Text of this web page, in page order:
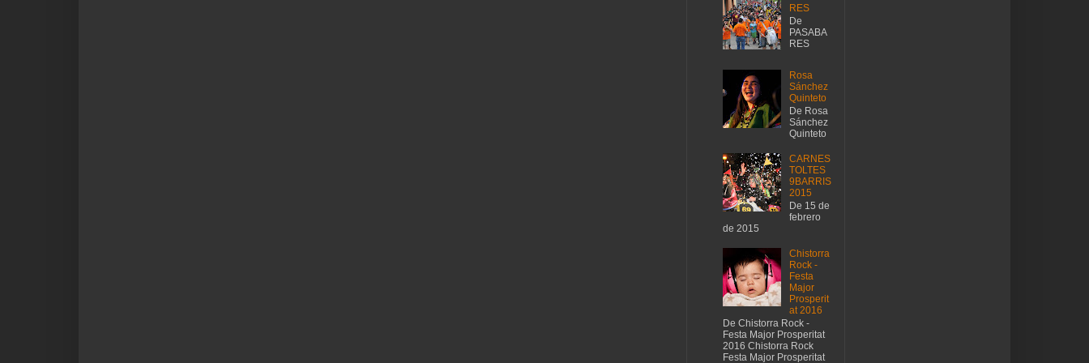
RES
De
PASABA
RES
Rosa
Sánchez
Quinteto
De Rosa
Sánchez
Quinteto
CARNES
TOLTES
9BARRIS
2015
De 15 de
febrero
de 2015
Chistorra
Rock -
Festa
Major
Prosperit
at 2016
De Chistorra Rock -
Festa Major Prosperitat
2016 Chistorra Rock
Festa Major Prosperitat